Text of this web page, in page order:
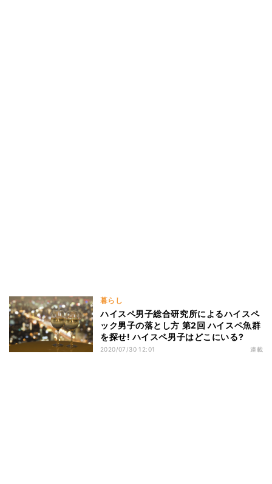
暮らし
ハイスペ男子総合研究所によるハイスペ
ック男子の落とし方 第2回 ハイスペ魚群
を探せ! ハイスペ男子はどこにいる?
2020/07/30 12:01 連載